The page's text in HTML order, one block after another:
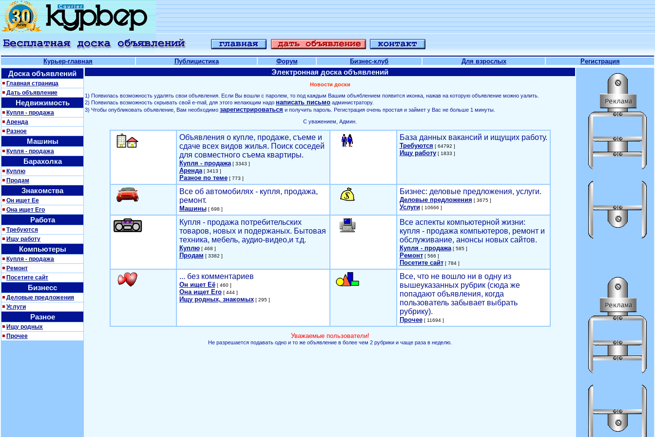
Курьер-главная Публицистика Форум Бизнес-клуб Для взрослых Регистрация
Доска объявлений
Главная страница
Дать объявление
Недвижимость
Купля - продажа
Аренда
Разное
Машины
Купля - продажа
Барахолка
Куплю
Продам
Знакомства
Он ищет Ее
Она ищет Его
Работа
Требуются
Ищу работу
Компьютеры
Купля - продажа
Ремонт
Посетите сайт
Бизнесс
Деловые предложения
Услуги
Разное
Ищу родных
Прочее
Электронная доска объявлений
Новости доски
1) Появилась возможность удалять свои объявления. Если Вы вошли с паролем, то под каждым Вашим объяблением появится иконка, нажав на которую объявление можно уалить.
2) Появилась возможность скрывать свой е-mail, для этого желающим надо написать письмо администратору.
3) Чтобы опубликовать объявление, Вам необходимо зарегистрироваться и получить пароль. Регистрация очень простая и займет у Вас не больше 1 минуты.
С уважением, Админ.
Объявления о купле, продаже, съеме и
сдаче всех видов жилья. Поиск соседей
для совместного съема квартиры.
Купля - продажа[ 3343 ]
Аренда[ 3413 ]
Разное по теме[ 773 ]
База данных вакансий и ищущих работу.
Требуются [ 64792 ]
Ищу работу[ 1833 ]
Все об автомобилях - купля, продажа,
ремонт.
Машины[ 698 ]
Бизнес: деловые предложения, услуги.
Деловые предложения [ 3675 ]
Услуги[ 10666 ]
Купля - продажа потребительских
товаров, новых и подержаных. Бытовая
техника, мебель, аудио-видео,и т.д.
Куплю[ 468 ]
Продам [ 3382 ]
Все аспекты компьютерной жизни:
купля - продажа компьютеров, ремонт и
обслуживание, анонсы новых сайтов.
Купля - продажа[ 585 ]
Ремонт[ 566 ]
Посетите сайт[ 784 ]
... без комментариев
Он ищет Её[ 460 ]
Она ищет Его[ 444 ]
Ищу родных, знакомых[ 295 ]
Все, что не вошло ни в одну из
вышеуказанных рубрик (сюда же
попадают объявления, когда
пользователь забывает выбрать
рубрику).
Прочее[ 11694 ]
Уважаемые пользователи!
Не разрешается подавать одно и то же объявление в более чем 2 рубрики и чаще раза в неделю.